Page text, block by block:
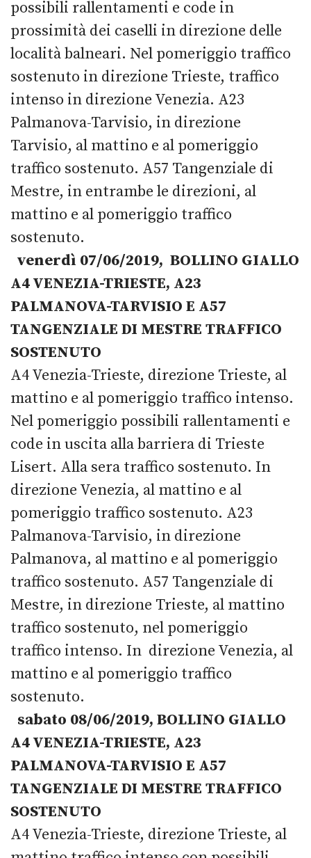
possibili rallentamenti e code in
prossimità dei caselli in direzione delle
località balneari. Nel pomeriggio traffico
sostenuto in direzione Trieste, traffico
intenso in direzione Venezia. A23
Palmanova-Tarvisio, in direzione
Tarvisio, al mattino e al pomeriggio
traffico sostenuto. A57 Tangenziale di
Mestre, in entrambe le direzioni, al
mattino e al pomeriggio traffico
sostenuto.
venerdì 07/06/2019, BOLLINO GIALLO
A4 VENEZIA-TRIESTE, A23
PALMANOVA-TARVISIO E A57
TANGENZIALE DI MESTRE TRAFFICO
SOSTENUTO
A4 Venezia-Trieste, direzione Trieste, al
mattino e al pomeriggio traffico intenso.
Nel pomeriggio possibili rallentamenti e
code in uscita alla barriera di Trieste
Lisert. Alla sera traffico sostenuto. In
direzione Venezia, al mattino e al
pomeriggio traffico sostenuto. A23
Palmanova-Tarvisio, in direzione
Palmanova, al mattino e al pomeriggio
traffico sostenuto. A57 Tangenziale di
Mestre, in direzione Trieste, al mattino
traffico sostenuto, nel pomeriggio
traffico intenso. In direzione Venezia, al
mattino e al pomeriggio traffico
sostenuto.
sabato 08/06/2019, BOLLINO GIALLO
A4 VENEZIA-TRIESTE, A23
PALMANOVA-TARVISIO E A57
TANGENZIALE DI MESTRE TRAFFICO
SOSTENUTO
A4 Venezia-Trieste, direzione Trieste, al